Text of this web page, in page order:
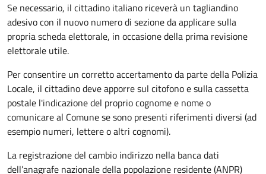
Se necessario, il cittadino italiano riceverà un tagliandino
adesivo con il nuovo numero di sezione da applicare sulla
propria scheda elettorale, in occasione della prima revisione
elettorale utile.
Per consentire un corretto accertamento da parte della Polizia
Locale, il cittadino deve apporre sul citofono e sulla cassetta
postale l'indicazione del proprio cognome e nome o
comunicare al Comune se sono presenti riferimenti diversi (ad
esempio numeri, lettere o altri cognomi).
La registrazione del cambio indirizzo nella banca dati
dell’anagrafe nazionale della popolazione residente (ANPR)